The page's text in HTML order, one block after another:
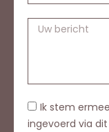
Ik stem
ingevoerd via